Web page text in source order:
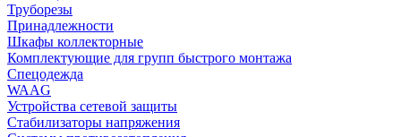
Труборезы
Принадлежности
Шкафы коллекторные
Комплектующие для групп быстрого монтажа
Спецодежда
WAAG
Устройства сетевой защиты
Стабилизаторы напряжения